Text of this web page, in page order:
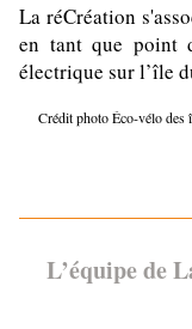
La réCréation
en tant que point
électrique sur l’île
Crédit photo Éco-vélo des
L’équipe de